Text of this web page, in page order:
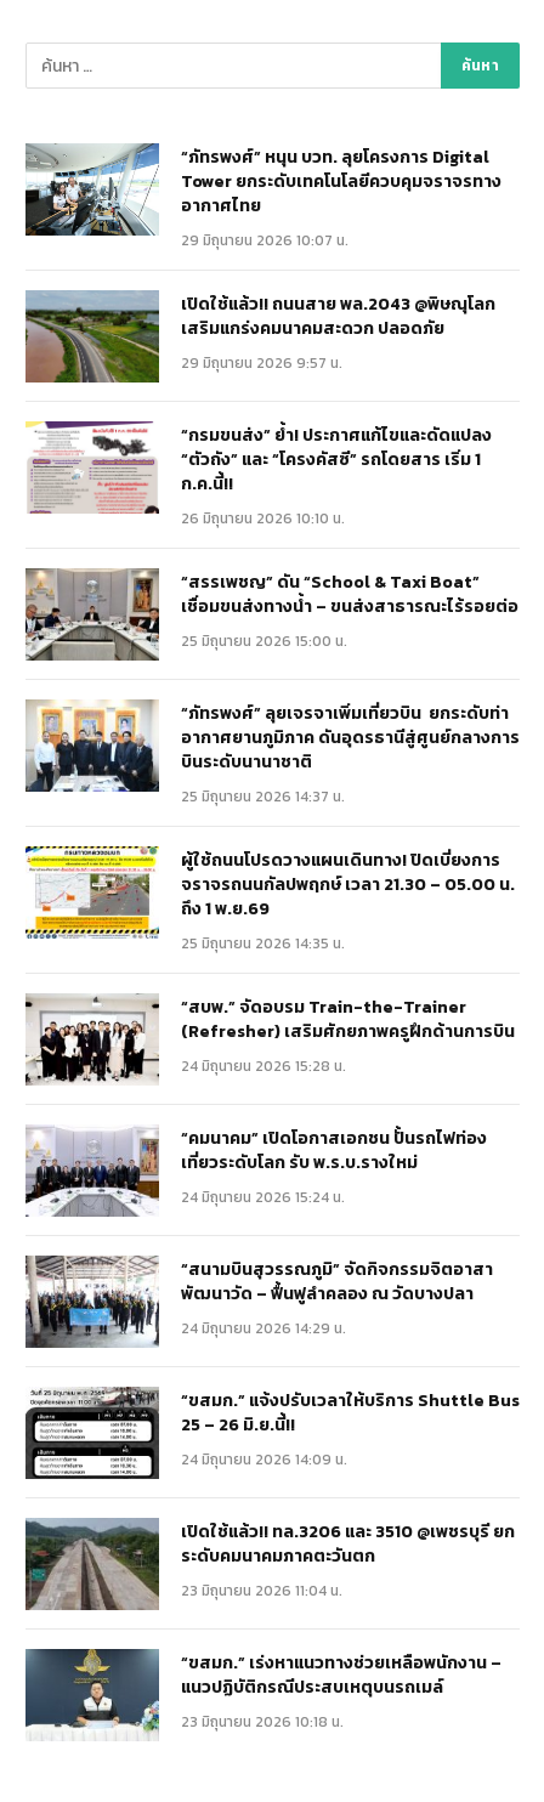
“ภัทรพงศ์” หนุน บวท. ลุยโครงการ Digital
Tower ยกระดับเทคโนโลยีควบคุมจราจรทาง
อากาศไทย
29 มิถุนายน 2026 10:07 น.
เปิดใช้แล้ว!! ถนนสาย พล.2043 @พิษณุโลก
เสริมแกร่งคมนาคมสะดวก ปลอดภัย
29 มิถุนายน 2026 9:57 น.
“กรมขนส่ง” ย้ำ! ประกาศแก้ไขและดัดแปลง
“ตัวถัง” และ “โครงคัสซี” รถโดยสาร เริ่ม 1
ก.ค.นี้!!
26 มิถุนายน 2026 10:10 น.
“สรรเพชญ” ดัน “School & Taxi Boat”
เชื่อมขนส่งทางน้ำ – ขนส่งสาธารณะไร้รอยต่อ
25 มิถุนายน 2026 15:00 น.
“ภัทรพงศ์” ลุยเจรจาเพิ่มเที่ยวบิน ยกระดับท่า
อากาศยานภูมิภาค ดันอุดรธานีสู่ศูนย์กลางการ
บินระดับนานาชาติ
25 มิถุนายน 2026 14:37 น.
ผู้ใช้ถนนโปรดวางแผนเดินทาง! ปิดเบี่ยงการ
จราจรถนนกัลปพฤกษ์ เวลา 21.30 – 05.00 น.
ถึง 1 พ.ย.69
25 มิถุนายน 2026 14:35 น.
“สบพ.” จัดอบรม Train-the-Trainer
(Refresher) เสริมศักยภาพครูฝึกด้านการบิน
24 มิถุนายน 2026 15:28 น.
“คมนาคม” เปิดโอกาสเอกชน ปั้นรถไฟท่อง
เที่ยวระดับโลก รับ พ.ร.บ.รางใหม่
24 มิถุนายน 2026 15:24 น.
“สนามบินสุวรรณภูมิ” จัดกิจกรรมจิตอาสา
พัฒนาวัด – ฟื้นฟูลำคลอง ณ วัดบางปลา
24 มิถุนายน 2026 14:29 น.
“ขสมก.” แจ้งปรับเวลาให้บริการ Shuttle Bus
25 – 26 มิ.ย.นี้!!
24 มิถุนายน 2026 14:09 น.
เปิดใช้แล้ว!! ทล.3206 และ 3510 @เพชรบุรี ยก
ระดับคมนาคมภาคตะวันตก
23 มิถุนายน 2026 11:04 น.
“ขสมก.” เร่งหาแนวทางช่วยเหลือพนักงาน –
แนวปฏิบัติกรณีประสบเหตุบนรถเมล์
23 มิถุนายน 2026 10:18 น.